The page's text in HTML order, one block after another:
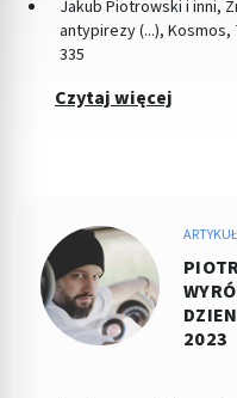
Jakub Piotrowski i inni,
antypirezy (...), Kosmos,
335
Czytaj więcej
2023